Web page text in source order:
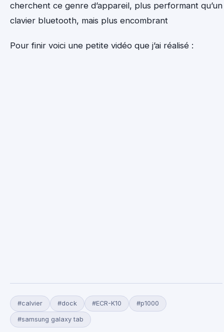
cherchent ce genre d’appareil, plus performant qu’un
clavier bluetooth, mais plus encombrant
Pour finir voici une petite vidéo que j’ai réalisé :
#calvier #dock #ECR-K10 #p1000
#samsung galaxy tab